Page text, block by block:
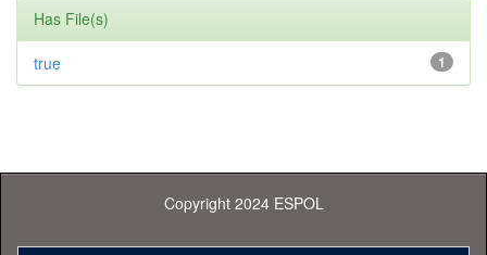
Has File(s)
1
true
Copyright 2024 ESPOL